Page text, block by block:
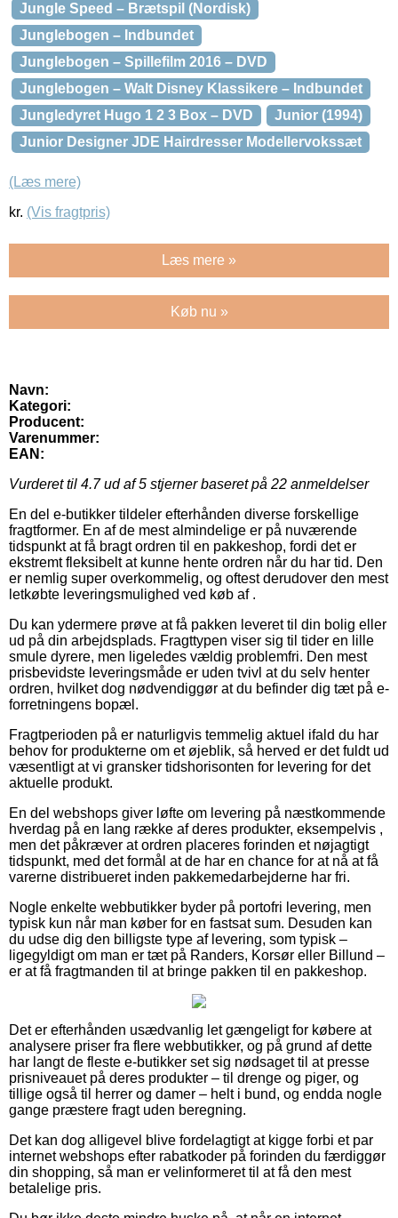
Jungle Speed – Brætspil (Nordisk)
Junglebogen – Indbundet
Junglebogen – Spillefilm 2016 – DVD
Junglebogen – Walt Disney Klassikere – Indbundet
Jungledyret Hugo 1 2 3 Box – DVD
Junior (1994)
Junior Designer JDE Hairdresser Modellervokssæt
(Læs mere)
kr. (Vis fragtpris)
Læs mere »
Køb nu »
Navn:
Kategori:
Producent:
Varenummer:
EAN:
Vurderet til 4.7ud af 5 stjerner baseret på 22 anmeldelser
En del e-butikker tildeler efterhånden diverse forskellige
fragtformer. En af de mest almindelige er på nuværende
tidspunkt at få bragt ordren til en pakkeshop, fordi det er
ekstremt fleksibelt at kunne hente ordren når du har tid. Den
er nemlig super overkommelig, og oftest derudover den mest
letkøbte leveringsmulighed ved køb af .
Du kan ydermere prøve at få pakken leveret til din bolig eller
ud på din arbejdsplads. Fragttypen viser sig til tider en lille
smule dyrere, men ligeledes vældig problemfri. Den mest
prisbevidste leveringsmåde er uden tvivl at du selv henter
ordren, hvilket dog nødvendiggør at du befinder dig tæt på e-
forretningens bopæl.
Fragtperioden på er naturligvis temmelig aktuel ifald du har
behov for produkterne om et øjeblik, så herved er det fuldt ud
væsentligt at vi gransker tidshorisonten for levering for det
aktuelle produkt.
En del webshops giver løfte om levering på næstkommende
hverdag på en lang række af deres produkter, eksempelvis ,
men det påkræver at ordren placeres forinden et nøjagtigt
tidspunkt, med det formål at de har en chance for at nå at få
varerne distribueret inden pakkemedarbejderne har fri.
Nogle enkelte webbutikker byder på portofri levering, men
typisk kun når man køber for en fastsat sum. Desuden kan
du udse dig den billigste type af levering, som typisk –
ligegyldigt om man er tæt på Randers, Korsør eller Billund –
er at få fragtmanden til at bringe pakken til en pakkeshop.
Det er efterhånden usædvanlig let gængeligt for købere at
analysere priser fra flere webbutikker, og på grund af dette
har langt de fleste e-butikker set sig nødsaget til at presse
prisniveauet på deres produkter – til drenge og piger, og
tillige også til herrer og damer – helt i bund, og endda nogle
gange præstere fragt uden beregning.
Det kan dog alligevel blive fordelagtigt at kigge forbi et par
internet webshops efter rabatkoder på forinden du færdiggør
din shopping, så man er velinformeret til at få den mest
betalelige pris.